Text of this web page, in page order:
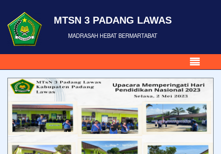
MTSN 3 PADANG LAWAS
MADRASAH HEBAT BERMARTABAT